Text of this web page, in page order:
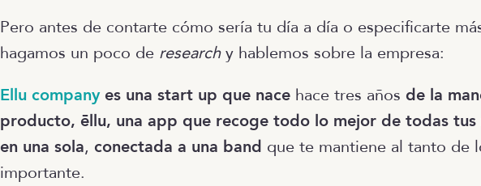
Pero antes de contarte cómo sería tu día a día o especificarte
hagamos un poco de researchy hablemos sobre la empresa:
Ellu company es una start up que nace hace tres años de la
producto, ēllu, una app que recoge todo lo mejor de todas tus
en una sola, conectada a una band que te mantiene al tanto de
importante.